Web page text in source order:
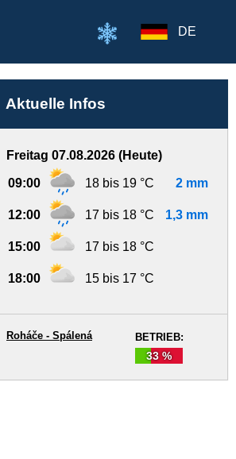
DE
Aktuelle Infos
Freitag 07.08.2026 (Heute)
09:00 18 bis 19 °C 2 mm
12:00 17 bis 18 °C 1,3 mm
15:00 17 bis 18 °C
18:00 15 bis 17 °C
BETRIEB:
33 %
Roháče - Spálená